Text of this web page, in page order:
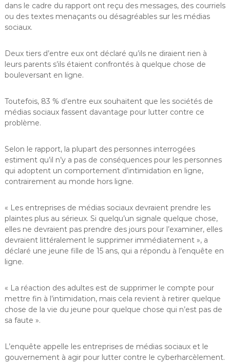
dans le cadre du rapport ont reçu des messages, des courriels
ou des textes menaçants ou désagréables sur les médias
sociaux.
Deux tiers d’entre eux ont déclaré qu’ils ne diraient rien à
leurs parents s’ils étaient confrontés à quelque chose de
bouleversant en ligne.
Toutefois, 83 % d’entre eux souhaitent que les sociétés de
médias sociaux fassent davantage pour lutter contre ce
problème.
Selon le rapport, la plupart des personnes interrogées
estiment qu’il n’y a pas de conséquences pour les personnes
qui adoptent un comportement d’intimidation en ligne,
contrairement au monde hors ligne.
« Les entreprises de médias sociaux devraient prendre les
plaintes plus au sérieux. Si quelqu’un signale quelque chose,
elles ne devraient pas prendre des jours pour l’examiner, elles
devraient littéralement le supprimer immédiatement », a
déclaré une jeune fille de 15 ans, qui a répondu à l’enquête en
ligne.
« La réaction des adultes est de supprimer le compte pour
mettre fin à l’intimidation, mais cela revient à retirer quelque
chose de la vie du jeune pour quelque chose qui n’est pas de
sa faute ».
L’enquête appelle les entreprises de médias sociaux et le
gouvernement à agir pour lutter contre le cyberharcèlement.